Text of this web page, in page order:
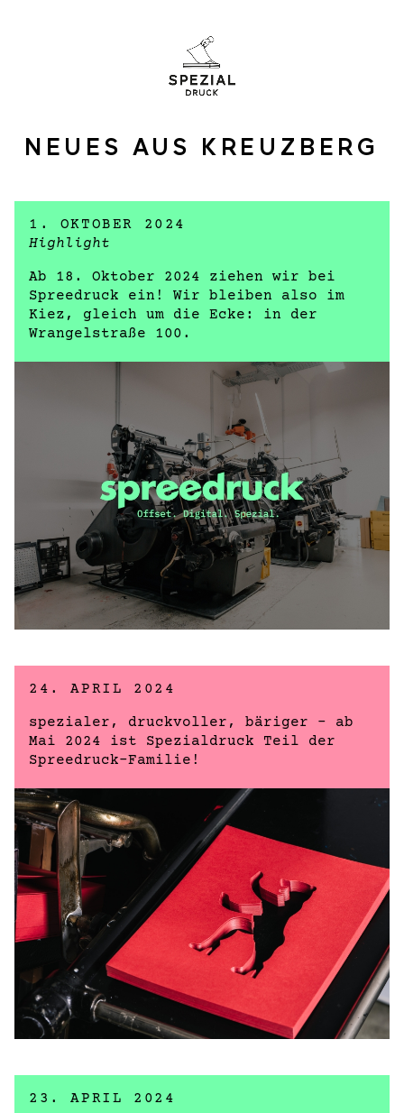
NEUES AUS KREUZBERG
1. OKTOBER 2024
Highlight
Ab 18. Oktober 2024 ziehen wir bei
Spreedruck ein! Wir bleiben also im
Kiez, gleich um die Ecke: in der
Wrangelstraße 100.
24. APRIL 2024
spezialer, druckvoller, bäriger – ab
Mai 2024 ist Spezialdruck Teil der
Spreedruck-Familie!
23. APRIL 2024